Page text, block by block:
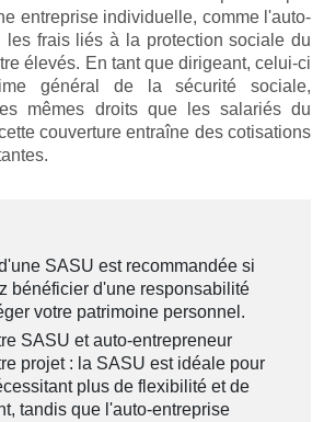
entreprise individuelle, comme l'auto-
les frais liés à la protection sociale du
élevés. En tant que dirigeant, celui-ci
général de la sécurité sociale,
mêmes droits que les salariés du
couverture entraîne des cotisations
SASU est recommandée si
bénéficier d'une responsabilité
votre patrimoine personnel.
SASU et auto-entrepreneur
projet : la SASU est idéale pour
plus de flexibilité et de
tandis que l'auto-entreprise